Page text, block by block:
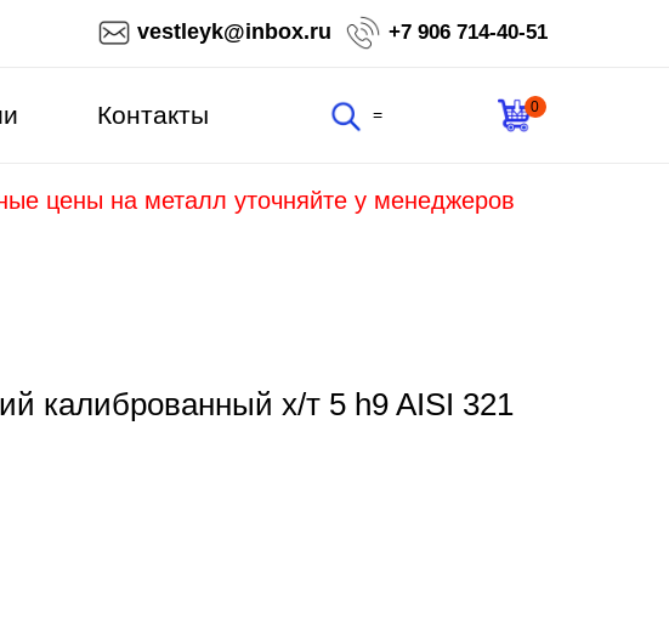
+7 906 714-40-51
vestleyk@inbox.ru
= 0
Контакты
цены на металл уточняйте у менеджеров
калиброванный х/т 5 h9 AISI 321